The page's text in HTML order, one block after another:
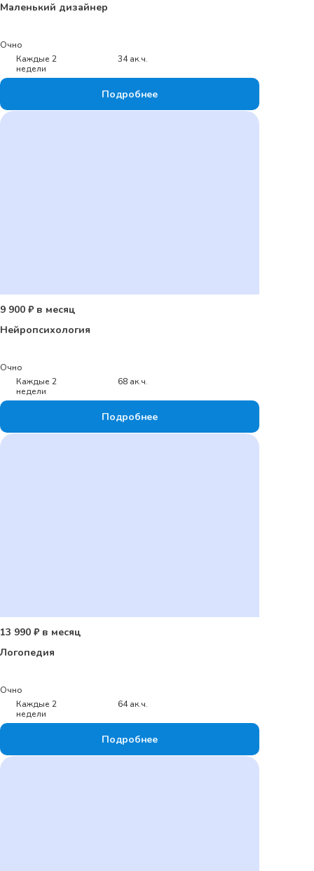
Подробнее
34 ак.ч.
Каждые 2
недели
Очно
Маленький дизайнер
Подробнее
68 ак.ч.
Каждые 2
недели
Очно
9 900 ₽ в месяц
Нейропсихология
Подробнее
64 ак.ч.
Каждые 2
недели
Очно
13 990 ₽ в месяц
Логопедия